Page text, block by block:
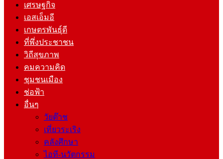
เศรษฐกิจ
เอสเอ็มอี
เกษตรพันธุ์ดี
ที่พึ่งประชาชน
วิถีสุขภาพ
คมความคิด
ชุมชนเมือง
ช่อฟ้า
อื่นๆ
วัยต๊าช
เที่ยวระเริง
คลังศึกษา
ไอที-นวัตกรรม